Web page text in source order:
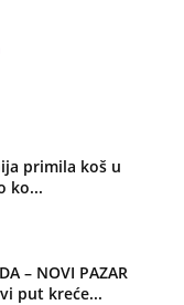
primila koš u
ko...
– NOVI PAZAR
put kreće...